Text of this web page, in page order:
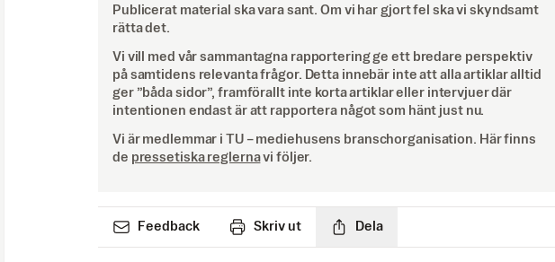
Publicerat material ska vara sant. Om vi har gjort fel ska vi skyndsamt
rätta det.
Vi vill med vår sammantagna rapportering ge ett bredare perspektiv
på samtidens relevanta frågor. Detta innebär inte att alla artiklar alltid
ger ”båda sidor”, framförallt inte korta artiklar eller intervjuer där
intentionen endast är att rapportera något som hänt just nu.
Vi är medlemmar i TU – mediehusens branschorganisation. Här finns
de pressetiska reglernavi följer.
Feedback Skriv ut Dela